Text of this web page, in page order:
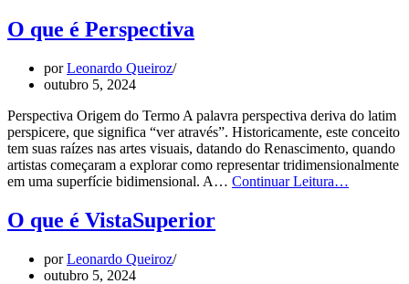
O que é Perspectiva
porLeonardo Queiroz
outubro 5, 2024
Perspectiva Origem do Termo A palavra perspectiva deriva do latim
perspicere, que significa “ver através”. Historicamente, este conceito
tem suas raízes nas artes visuais, datando do Renascimento, quando
artistas começaram a explorar como representar tridimensionalmente
em uma superfície bidimensional. A… Continuar Leitura…
O que é VistaSuperior
porLeonardo Queiroz
outubro 5, 2024